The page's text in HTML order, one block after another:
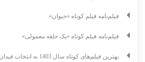
فیلم‌نامه فیلم کوتاه «حیوان»
فیلم‌نامه فیلم کوتاه «یک حلقه معمولی»
بهترین فیلم‌های کوتاه سال 1403 به انتخاب فیدان